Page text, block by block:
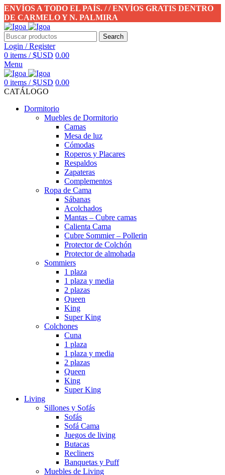
ENVÍOS A TODO EL PAÍS. / / ENVÍOS GRATIS DENTRO
DE CARMELO Y N. PALMIRA
Search
Login / Register
0 items / $USD 0.00
Menu
0 items / $USD 0.00
CATÁLOGO
Dormitorio
Muebles de Dormitorio
Camas
Mesa de luz
Cómodas
Roperos y Placares
Respaldos
Zapateras
Complementos
Ropa de Cama
Sábanas
Acolchados
Mantas – Cubre camas
Calienta Cama
Cubre Sommier – Pollerin
Protector de Colchón
Protector de almohada
Sommiers
1 plaza
1 plaza y media
2 plazas
Queen
King
Super King
Colchones
Cuna
1 plaza
1 plaza y media
2 plazas
Queen
King
Super King
Living
Sillones y Sofás
Sofás
Sofá Cama
Juegos de living
Butacas
Recliners
Banquetas y Puff
Muebles de Living